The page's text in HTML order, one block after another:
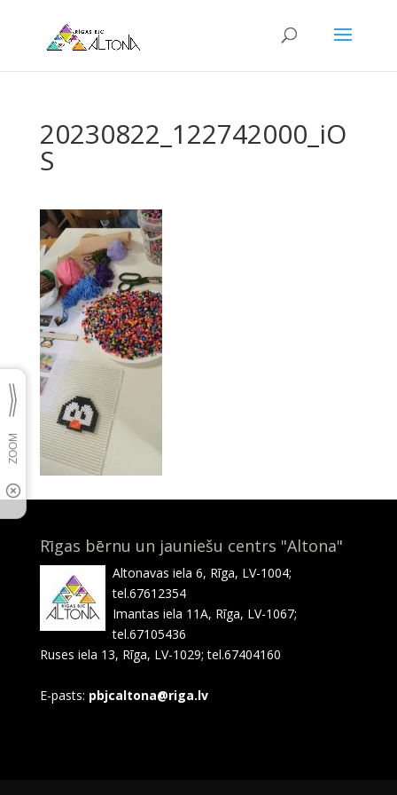
20230822_122742000_iO
S
Rīgas bērnu un jauniešu centrs "Altona"
Altonavas iela 6, Rīga, LV-1004;
tel.67612354
Imantas iela 11A, Rīga, LV-1067;
tel.67105436
Ruses iela 13, Rīga, LV-1029; tel.67404160
E-pasts: pbjcaltona@riga.lv